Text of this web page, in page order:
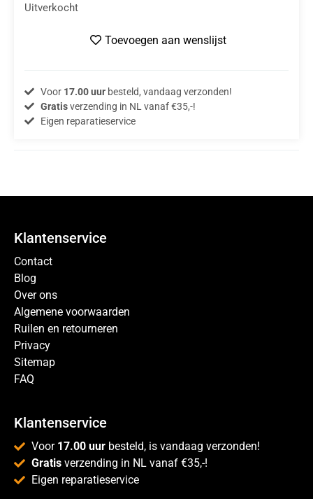
Uitverkocht
Toevoegen aan wenslijst
Voor 17.00 uurbesteld, vandaag verzonden!
Gratisverzending in NL vanaf €35,-!
Eigen reparatieservice
Klantenservice
Contact
Blog
Over ons
Algemene voorwaarden
Ruilen en retourneren
Privacy
Sitemap
FAQ
Klantenservice
Voor 17.00 uur besteld, is vandaag verzonden!
Gratis verzending in NL vanaf €35,-!
Eigen reparatieservice